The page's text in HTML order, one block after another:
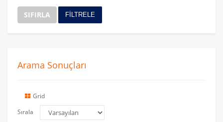
SIFIRLA FİLTRELE
Arama Sonuçları
Grid
Sırala